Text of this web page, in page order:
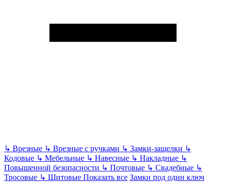
↳ Врезные ↳ Врезные с ручками ↳ Замки-защелки ↳
Кодовые ↳ Мебельные ↳ Навесные ↳ Накладные ↳
Повышенной безопасности ↳ Почтовые ↳ Свадебные ↳
Тросовые ↳ Щитовые Показать все Замки под один ключ